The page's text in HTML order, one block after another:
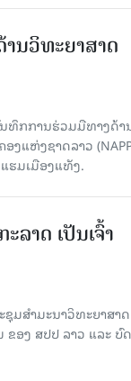
ນວິທະຍາສາດ
ທຶກການຮ່ວມມືທາງດ້າ
ງແຫ່ງຊາດລາວ
ຮມເມືອງແທັງ.
ລາດ ເປັນເຈົ້າ
ມສຳມະນາວິທະຍາສາດ
ຂອງ ສປປ ລາວ ແລະ ບົ